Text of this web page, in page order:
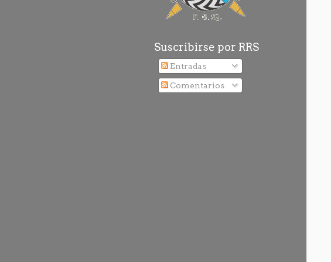
Suscribirse por RRS
Entradas
Comentarios